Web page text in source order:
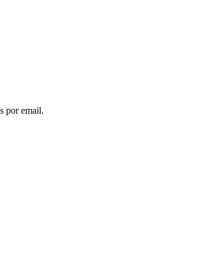
por email.